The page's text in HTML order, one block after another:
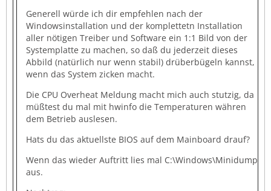
Generell würde ich dir empfehlen nach der
Windowsinstallation und der komplettetn Installation
aller nötigen Treiber und Software ein 1:1 Bild von der
Systemplatte zu machen, so daß du jederzeit dieses
Abbild (natürlich nur wenn stabil) drüberbügeln kannst,
wenn das System zicken macht.
Die CPU Overheat Meldung macht mich auch stutzig, da
müßtest du mal mit hwinfo die Temperaturen währen
dem Betrieb auslesen.
Hats du das aktuellste BIOS auf dem Mainboard drauf?
Wenn das wieder Auftritt lies mal C:\Windows\Minidump
aus.